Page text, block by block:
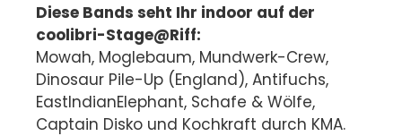
Diese Bands seht Ihr indoor auf der
coolibri-Stage@Riff:
Mowah, Moglebaum, Mundwerk-Crew,
Dinosaur Pile-Up (England), Antifuchs,
EastIndianElephant, Schafe & Wölfe,
Captain Disko und Kochkraft durch KMA.